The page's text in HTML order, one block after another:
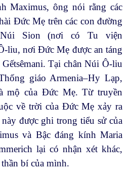
Maximus, ông nói rằng các
Đức Mẹ trên các con đường
Sion (nơi có Tu viện
liu, nơi Đức Mẹ được an táng
Tại chân Núi Ô-liu
giáo Armenia–Hy Lạp,
mộ của Đức Mẹ. Từ truyền
về trời của Đức Mẹ xảy ra
được ghi trong tiểu sử của
và Bậc đáng kính Maria
lại có nhận xét khác,
bí của mình.